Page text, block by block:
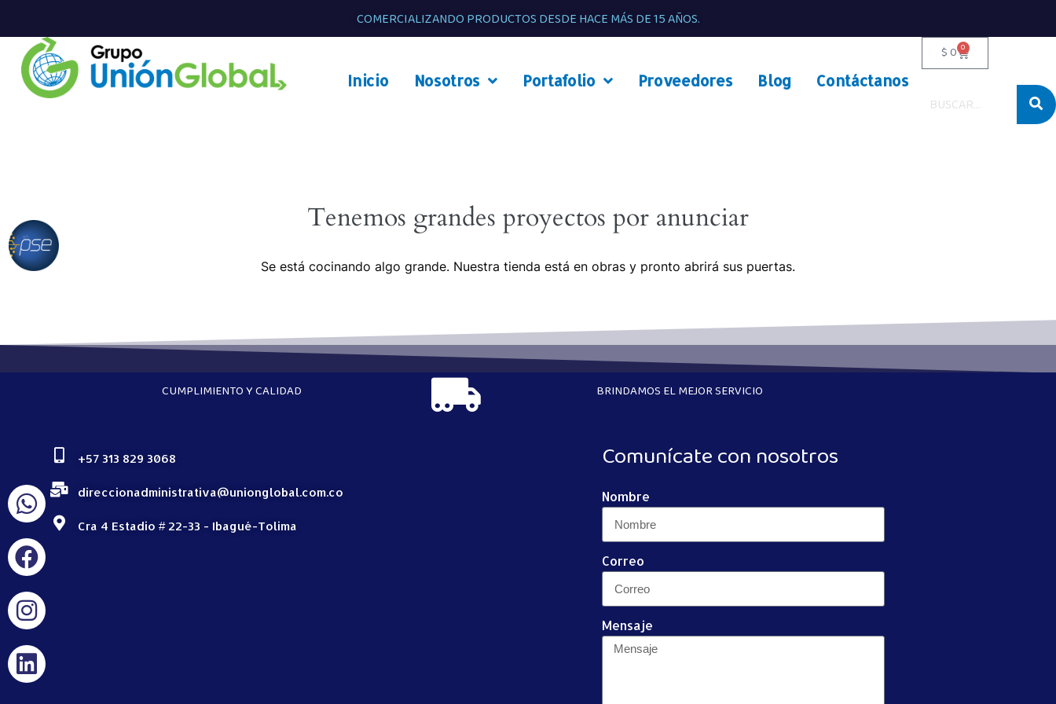
COMERCIALIZANDO PRODUCTOS DESDE HACE MÁS DE 15 AÑOS.
Inicio Nosotros Portafolio Proveedores Blog Contáctanos
$0 0
Tenemos grandes proyectos por anunciar
Se está cocinando algo grande. Nuestra tienda está en obras y pronto abrirá sus puertas.
CUMPLIMIENTO Y CALIDAD BRINDAMOS EL MEJOR SERVICIO
+57 313 829 3068
direccionadministrativa@unionglobal.com.co
Cra 4 Estadio # 22-33 - Ibagué-Tolima
Comunícate con nosotros
Nombre
Correo
Mensaje